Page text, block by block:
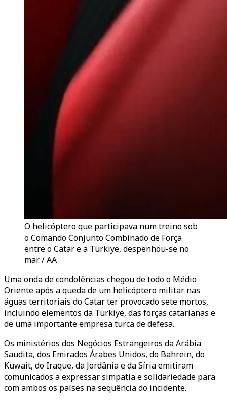
O helicóptero que participava num treino sob
o Comando Conjunto Combinado de Força
entre o Catar e a Türkiye, despenhou-se no
mar. / AA
Uma onda de condolências chegou de todo o Médio
Oriente após a queda de um helicóptero militar nas
águas territoriais do Catar ter provocado sete mortos,
incluindo elementos da Türkiye, das forças catarianas e
de uma importante empresa turca de defesa.
Os ministérios dos Negócios Estrangeiros da Arábia
Saudita, dos Emirados Árabes Unidos, do Bahrein, do
Kuwait, do Iraque, da Jordânia e da Síria emitiram
comunicados a expressar simpatia e solidariedade para
com ambos os países na sequência do incidente.